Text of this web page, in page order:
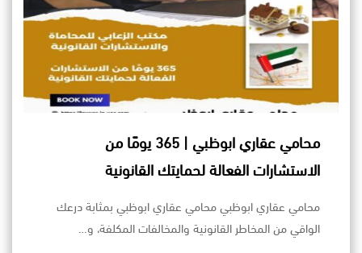
محامي عقاري ابوظبي | 365 يومًا من
الاستشارات الفعالة لحمايتك القانونية
محامي عقاري ابوظبي محامي عقاري ابوظبي بمثابة درعك
الواقي من المخاطر القانونية والمخالفات المكلفة، و…